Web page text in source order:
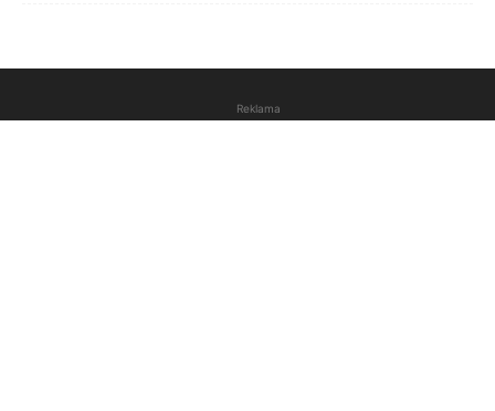
Reklama